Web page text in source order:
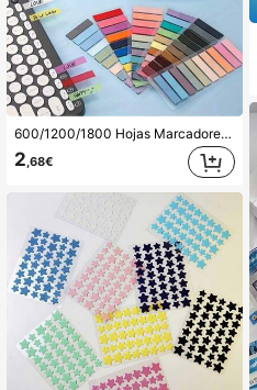
600/1200/1800 Hojas Marcadores de Página Pestañas Adhesivas de Índice, Juego con Notas Adhesivas Transparentes, Pestañas de Página de Libro Post Morandi Notas It, Pestañas de Bandera Escribibles y Reposicionables Pegatinas
2 ,68€